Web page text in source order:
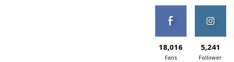
18,016
Fans
5,241
Follower